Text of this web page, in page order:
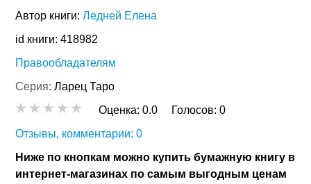
Автор книги:Ледней Елена
id книги: 418982
Правообладателям
Серия:Ларец Таро
Оценка:0.0 Голосов:0
Отзывы, комментарии: 0
Ниже по кнопкам можно купить бумажную книгу в
интернет-магазинах по самым выгодным ценам